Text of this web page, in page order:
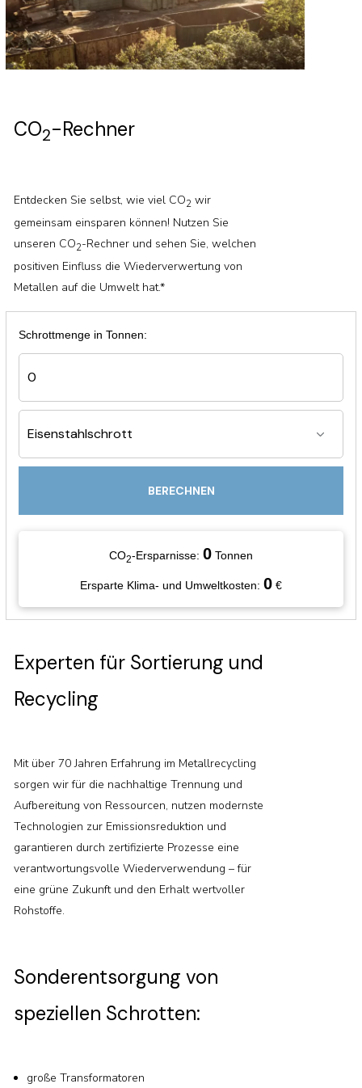
Schrottmenge in Tonnen:
BERECHNEN
CO2-Ersparnisse: 0 Tonnen
Ersparte Klima- und Umweltkosten: 0 €
CO2-Rechner
Entdecken Sie selbst, wie viel CO2 wir
gemeinsam einsparen können! Nutzen Sie
unseren CO2-Rechner und sehen Sie, welchen
positiven Einfluss die Wiederverwertung von
Metallen auf die Umwelt hat.*
Experten für Sortierung und
Recycling
Mit über 70 Jahren Erfahrung im Metallrecycling
sorgen wir für die nachhaltige Trennung und
Aufbereitung von Ressourcen, nutzen modernste
Technologien zur Emissionsreduktion und
garantieren durch zertifizierte Prozesse eine
verantwortungsvolle Wiederverwendung – für
eine grüne Zukunft und den Erhalt wertvoller
Rohstoffe.
Sonderentsorgung von
speziellen Schrotten:
große Transformatoren